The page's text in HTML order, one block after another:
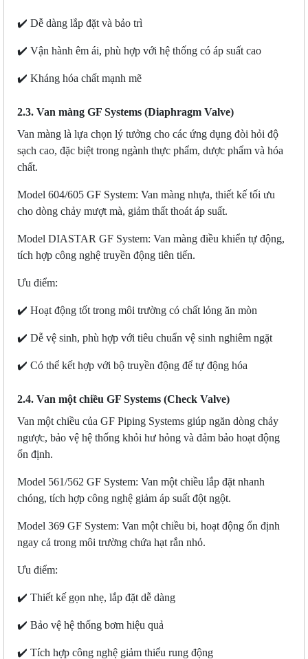
✔️ Dễ dàng lắp đặt và bảo trì
✔️ Vận hành êm ái, phù hợp với hệ thống có áp suất cao
✔️ Kháng hóa chất mạnh mẽ
2.3. Van màng GF Systems (Diaphragm Valve)
Van màng là lựa chọn lý tưởng cho các ứng dụng đòi hỏi độ
sạch cao, đặc biệt trong ngành thực phẩm, dược phẩm và hóa
chất.
Model 604/605 GF System: Van màng nhựa, thiết kế tối ưu
cho dòng chảy mượt mà, giảm thất thoát áp suất.
Model DIASTAR GF System: Van màng điều khiển tự động,
tích hợp công nghệ truyền động tiên tiến.
Ưu điểm:
✔️ Hoạt động tốt trong môi trường có chất lỏng ăn mòn
✔️ Dễ vệ sinh, phù hợp với tiêu chuẩn vệ sinh nghiêm ngặt
✔️ Có thể kết hợp với bộ truyền động để tự động hóa
2.4. Van một chiều GF Systems (Check Valve)
Van một chiều của GF Piping Systems giúp ngăn dòng chảy
ngược, bảo vệ hệ thống khỏi hư hỏng và đảm bảo hoạt động
ổn định.
Model 561/562 GF System: Van một chiều lắp đặt nhanh
chóng, tích hợp công nghệ giảm áp suất đột ngột.
Model 369 GF System: Van một chiều bi, hoạt động ổn định
ngay cả trong môi trường chứa hạt rắn nhỏ.
Ưu điểm:
✔️ Thiết kế gọn nhẹ, lắp đặt dễ dàng
✔️ Bảo vệ hệ thống bơm hiệu quả
✔️ Tích hợp công nghệ giảm thiểu rung động